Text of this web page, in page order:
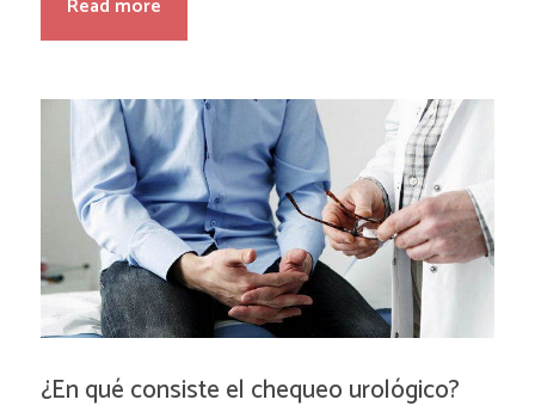
Read more
¿En qué consiste el chequeo urológico?